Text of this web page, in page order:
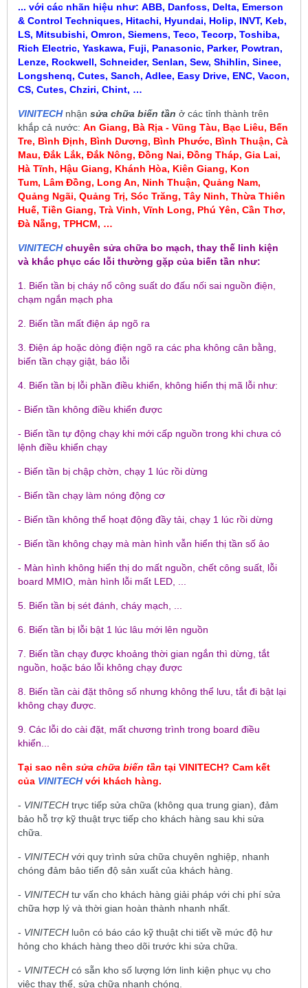
... với các nhãn hiệu như: ABB, Danfoss, Delta, Emerson
& Control Techniques, Hitachi, Hyundai, Holip, INVT, Keb,
LS, Mitsubishi, Omron, Siemens, Teco, Tecorp, Toshiba,
Rich Electric, Yaskawa, Fuji, Panasonic, Parker, Powtran,
Lenze, Rockwell, Schneider, Senlan, Sew, Shihlin, Sinee,
Longshenq, Cutes, Sanch, Adlee, Easy Drive, ENC, Vacon,
CS, Cutes, Chziri, Chint, …
VINITECHnhận sửa chữa biến tần ở các tỉnh thành trên
khắp cả nước: An Giang, Bà Rịa - Vũng Tàu, Bạc Liêu, Bến
Tre, Bình Định, Bình Dương, Bình Phước, Bình Thuận, Cà
Mau, Đắk Lắk, Đắk Nông, Đồng Nai, Đồng Tháp, Gia Lai,
Hà Tĩnh, Hậu Giang, Khánh Hòa, Kiên Giang, Kon
Tum, Lâm Đồng, Long An, Ninh Thuận, Quảng Nam,
Quảng Ngãi, Quảng Trị, Sóc Trăng, Tây Ninh, Thừa Thiên
Huế, Tiền Giang, Trà Vinh, Vĩnh Long, Phú Yên, Cần Thơ,
Đà Nẵng, TPHCM, …
VINITECHchuyên sửa chữa bo mạch, thay thế linh kiện
và khắc phục các lỗi thường gặp của biến tần như:
1. Biến tần bị cháy nổ công suất do đấu nối sai nguồn điện,
chạm ngắn mạch pha
2. Biến tần mất điện áp ngõ ra
3. Điện áp hoặc dòng điện ngõ ra các pha không cân bằng,
biến tần chạy giật, báo lỗi
4. Biến tần bị lỗi phần điều khiển, không hiển thị mã lỗi như:
- Biến tần không điều khiển được
- Biến tần tự động chạy khi mới cấp nguồn trong khi chưa có
lệnh điều khiển chạy
- Biến tần bị chập chờn, chạy 1 lúc rồi dừng
- Biến tần chạy làm nóng động cơ
- Biến tần không thể hoạt động đầy tải, chạy 1 lúc rồi dừng
- Biến tần không chạy mà màn hình vẫn hiển thị tần số ảo
- Màn hình không hiển thị do mất nguồn, chết công suất, lỗi
board MMIO, màn hình lỗi mất LED, ...
5. Biến tần bị sét đánh, cháy mạch, ...
6. Biến tần bị lỗi bật 1 lúc lâu mới lên nguồn
7. Biến tần chạy được khoảng thời gian ngắn thì dừng, tắt
nguồn, hoặc báo lỗi không chạy được
8. Biến tần cài đặt thông số nhưng không thể lưu, tắt đi bật lại
không chạy được.
9. Các lỗi do cài đặt, mất chương trình trong board điều
khiển...
Tại sao nên sửa chữa biến tần tại VINITECH? Cam kết
của VINITECHvới khách hàng.
- VINITECH trực tiếp sửa chữa (không qua trung gian), đảm
bảo hỗ trợ kỹ thuật trực tiếp cho khách hàng sau khi sửa
chữa.
- VINITECH với quy trình sửa chữa chuyên nghiệp, nhanh
chóng đảm bảo tiến độ sản xuất của khách hàng.
- VINITECH tư vấn cho khách hàng giải pháp với chi phí sửa
chữa hợp lý và thời gian hoàn thành nhanh nhất.
- VINITECH luôn có báo cáo kỹ thuật chi tiết về mức độ hư
hỏng cho khách hàng theo dõi trước khi sửa chữa.
- VINITECH có sẵn kho số lượng lớn linh kiện phục vụ cho
việc thay thế, sửa chữa nhanh chóng.